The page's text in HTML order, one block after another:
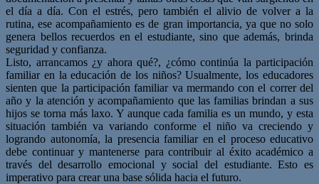
el día a día. Con el estrés, pero también el alivio de volver a la
rutina, ese acompañamiento es de gran importancia, ya que no solo
genera bellos recuerdos en el estudiante, sino que además, brinda
seguridad y confianza.
Listo, arrancamos ¿y ahora qué?, ¿cómo continúa la participación
familiar en la educación de los niños? Usualmente, los educadores
sienten que la participación familiar va mermando con el correr del
año y la atención y acompañamiento que las familias brindan a sus
hijos se torna más laxo. Y aunque cada familia es un mundo, y esta
situación también va variando conforme el niño va creciendo y
logrando autonomía, la presencia familiar en el proceso educativo
debe continuar y mantenerse para contribuir al éxito académico a
través del desarrollo emocional y social del estudiante. Esto es
imperativo para crear una base sólida hacia el futuro.